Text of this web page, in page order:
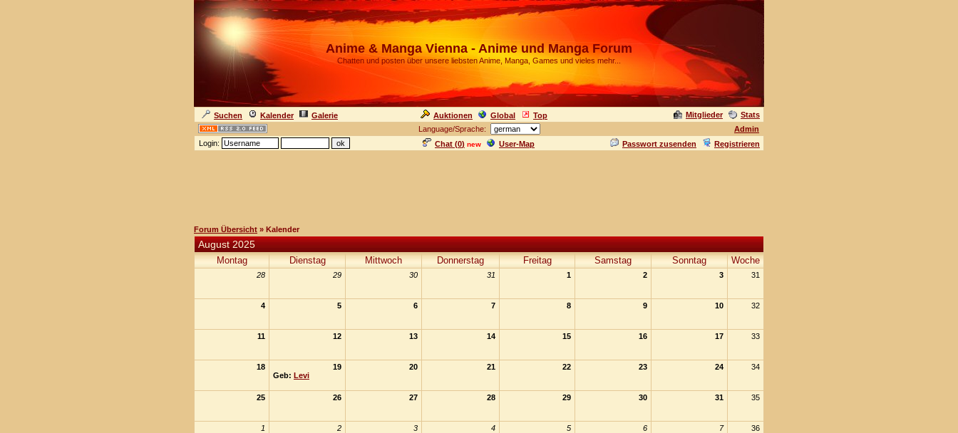
Anime & Manga Vienna - Anime und Manga Forum
Chatten und posten über unsere liebsten Anime, Manga, Games und vieles mehr...
Suchen Kalender Galerie Auktionen Global Top Mitglieder
Stats
Language/Sprache:
Admin
Login:
Chat (0) new User-Map Passwort zusenden Registrieren
Forum Übersicht » Kalender
August 2025
Montag Dienstag Mittwoch Donnerstag Freitag Samstag Sonntag Woche
28 29 30 31 1 2 3 31
4 5 6 7 8 9 10 32
11 12 13 14 15 16 17 33
18
19
Geb: Levi
20 21 22 23 24 34
25 26 27 28 29 30 31 35
1 2 3 4 5 6 7 36